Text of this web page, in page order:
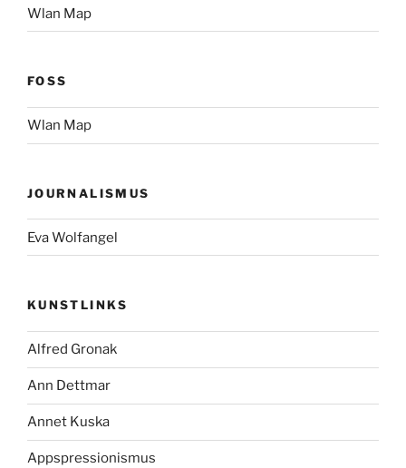
Wlan Map
FOSS
Wlan Map
JOURNALISMUS
Eva Wolfangel
KUNSTLINKS
Alfred Gronak
Ann Dettmar
Annet Kuska
Appspressionismus